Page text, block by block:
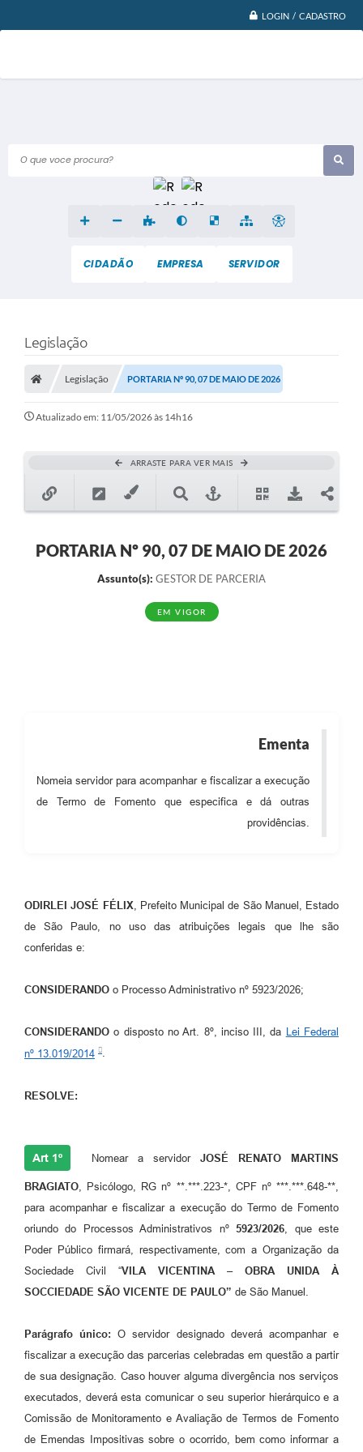
LOGIN / CADASTRO
O que voce procura?
CIDADÃO EMPRESA SERVIDOR
Legislação
Legislação PORTARIA Nº 90, 07 DE MAIO DE 2026
Atualizado em: 11/05/2026 às 14h16
ARRASTE PARA VER MAIS
PORTARIA Nº 90, 07 DE MAIO DE 2026
Assunto(s): GESTOR DE PARCERIA
EM VIGOR
Ementa
Nomeia servidor para acompanhar e fiscalizar a execução
de Termo de Fomento que especifica e dá outras
providências.
ODIRLEI JOSÉ FÉLIX, Prefeito Municipal de São Manuel, Estado
de São Paulo, no uso das atribuições legais que lhe são
conferidas e:
CONSIDERANDO o Processo Administrativo nº 5923/2026;
CONSIDERANDO o disposto no Art. 8º, inciso III, da Lei Federal
nº 13.019/2014
.
RESOLVE:
Art 1º Nomear a servidor JOSÉ RENATO MARTINS
BRAGIATO , Psicólogo, RG nº **.***.223-*, CPF nº ***.***.648-**,
para acompanhar e fiscalizar a execução do Termo de Fomento
oriundo do Processos Administrativos nº5923/2026 , que este
Poder Público firmará, respectivamente, com a Organização da
Sociedade Civil “VILA VICENTINA – OBRA UNIDA À
SOCCIEDADE SÃO VICENTE DE PAULO” de São Manuel.
Parágrafo único: O servidor designado deverá acompanhar e
fiscalizar a execução das parcerias celebradas em questão a partir
de sua designação. Caso houver alguma divergência nos serviços
executados, deverá esta comunicar o seu superior hierárquico e a
Comissão de Monitoramento e Avaliação de Termos de Fomento
de Emendas Impositivas sobre o ocorrido, bem como informar a